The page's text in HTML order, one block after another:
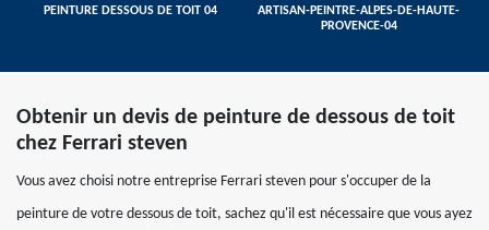
PEINTURE DESSOUS DE TOIT 04
ARTISAN-PEINTRE-ALPES-DE-HAUTE-
PROVENCE-04
Obtenir un devis de peinture de dessous de toit
chez Ferrari steven
Vous avez choisi notre entreprise Ferrari steven pour s'occuper de la
peinture de votre dessous de toit, sachez qu'il est nécessaire que vous ayez